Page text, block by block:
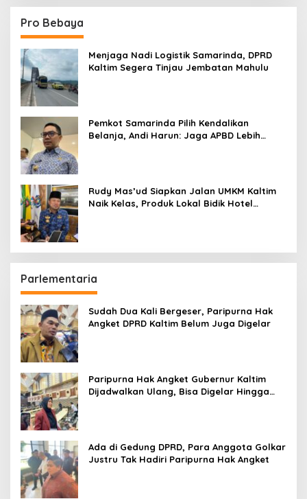
Pro Bebaya
Menjaga Nadi Logistik Samarinda, DPRD
Kaltim Segera Tinjau Jembatan Mahulu
Pemkot Samarinda Pilih Kendalikan
Belanja, Andi Harun: Jaga APBD Lebih
Rudy Mas’ud Siapkan Jalan UMKM Kaltim
Naik Kelas, Produk Lokal Bidik Hotel
Parlementaria
Sudah Dua Kali Bergeser, Paripurna Hak
Angket DPRD Kaltim Belum Juga Digelar
Paripurna Hak Angket Gubernur Kaltim
Dijadwalkan Ulang, Bisa Digelar Hingga
Ada di Gedung DPRD, Para Anggota Golkar
Justru Tak Hadiri Paripurna Hak Angket